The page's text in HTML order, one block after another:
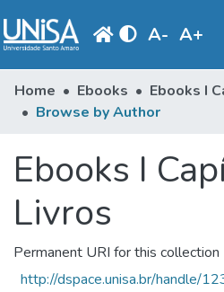
A- A+
Communities & Collections
Produção Docente
Library
Home Ebooks
Browse by Author
Ebooks I
Livros
Permanent URI for this collection
http://dspace.unisa.br/handle/